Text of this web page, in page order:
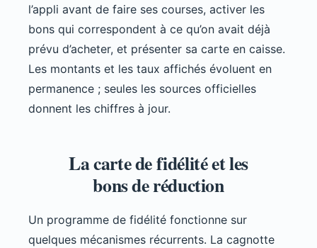
l’appli avant de faire ses courses, activer les
bons qui correspondent à ce qu’on avait déjà
prévu d’acheter, et présenter sa carte en caisse.
Les montants et les taux affichés évoluent en
permanence ; seules les sources officielles
donnent les chiffres à jour.
La carte de fidélité et les
bons de réduction
Un programme de fidélité fonctionne sur
quelques mécanismes récurrents. La cagnotte